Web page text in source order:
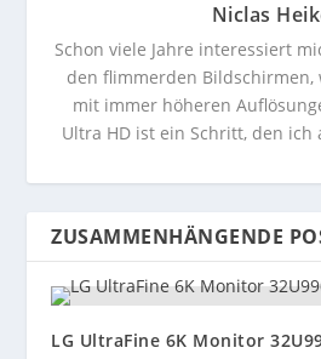
Niclas
Schon viele Jahre interessiert
den flimmerden
mit immer höheren
Ultra HD ist ein Schritt, den
ZUSAMMENHÄNGENDE
LG UltraFine 6K Monitor